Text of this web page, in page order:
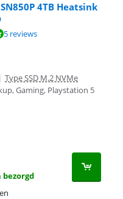
4TB Heatsink
5 reviews.
5 reviews
| Type SSD M.2 NVMe
Gaming, Playstation 5
bezorgd